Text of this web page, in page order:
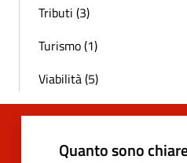
Tributi (3)
Turismo (1)
Viabilità (5)
Quanto sono